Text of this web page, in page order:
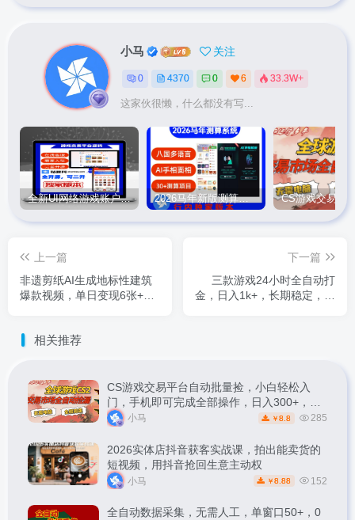
小马 关注
0 4370 0 6 33.3W+
这家伙很懒，什么都没有写...
全新UI网络游戏账户交易平台系统 全开源版本 2026马年新版测算系统源码
上一篇
非遗剪纸AI生成地标性建筑
爆款视频，单日变现6张+，
下一篇
三款游戏24小时全自动打
金，日入1k+，长期稳定，绿
相关推荐
CS游戏交易平台自动批量捡，小白轻松入
门，手机即可完成全部操作，日入300+，轻
松副业【揭秘】
小马 ￥ 8.8 285
2026实体店抖音获客实战课，拍出能卖货的
短视频，用抖音抢回生意主动权
小马 ￥ 8.88 152
全自动数据采集，无需人工，单窗口50+，0